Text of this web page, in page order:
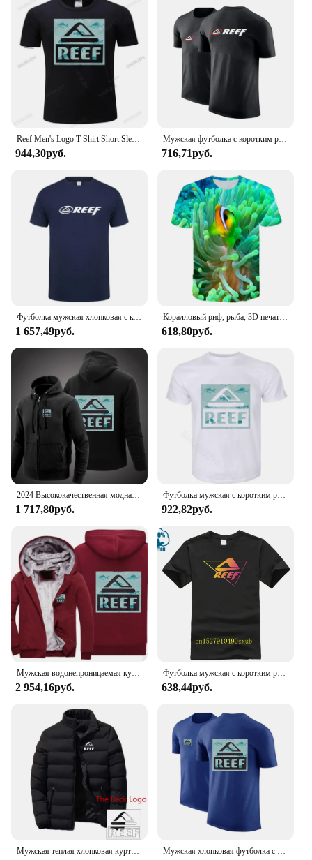
Reef Men's Logo T-Shirt Short Sleeve Tee-Shirt Funny Print Top Tee Loose Black Men T Shirts Homme Tees Homme High Quality
944,30руб.
Мужская футболка с коротким рукавом, из хлопка, с принтом
716,71руб.
Футболка мужская хлопковая с коротким рукавом
1 657,49руб.
Коралловый риф, рыба, 3D печать, футболки для мужчин и женщин, Гавайская футболка с коротким рукавом для отпуска, большие размеры, детская одежда
618,80руб.
2024 Высококачественная модная мужская однотонная куртка с логотипом рифа в стиле Харадзюку, толстовка на молнии в стиле Хай-стрит, Повседневная Свободная Толстовка, одежда
1 717,80руб.
Футболка мужская с коротким рукавом, унисекс, летняя
922,82руб.
Мужская водонепроницаемая куртка на молнии, черная утепленная водонепроницаемая куртка с принтом, универсальные брюки, весна-осень 2024
2 954,16руб.
Футболка мужская с коротким рукавом, 100% хлопок, с принтом
638,44руб.
Мужская теплая хлопковая куртка с капюшоном, четыре цвета, с принтом логотипа рифа, Осень-зима 2024 Мужская хлопковая футболка с коротким рукавом, с принтом